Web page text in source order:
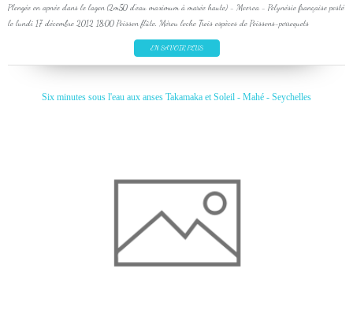
Plongée en apnée dans le lagon (2m50 d'eau maximum à marée haute) - Moorea - Polynésie française posté
le lundi 17 décembre 2012 18:00 Poisson flûte. Mérou loche Trois espèces de Poissons-perroquets
EN SAVOIR PLUS
Six minutes sous l'eau aux anses Takamaka et Soleil - Mahé - Seychelles